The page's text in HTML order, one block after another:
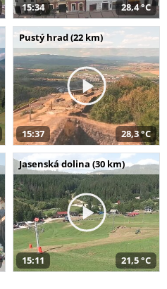
15:34 28,4 °C
Pustý hrad (22 km)
15:37 28,3 °C
Jasenská dolina (30 km)
15:11 21,5 °C